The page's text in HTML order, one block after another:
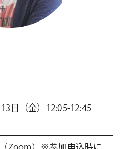
日（金）12:05-12:45
Zoom）※参加申込時に